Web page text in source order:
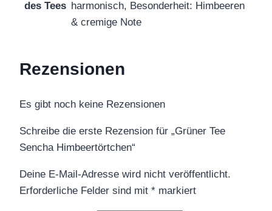
des Tees harmonisch, Besonderheit: Himbeeren
& cremige Note
Rezensionen
Es gibt noch keine Rezensionen
Schreibe die erste Rezension für „Grüner Tee
Sencha Himbeertörtchen“
Deine E-Mail-Adresse wird nicht veröffentlicht.
Erforderliche Felder sind mit * markiert